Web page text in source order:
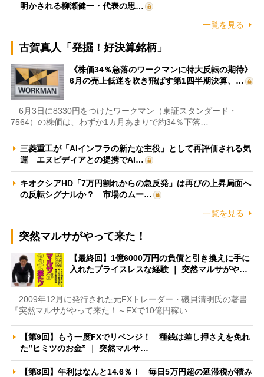
明かされる柳瀬健一・代表の思…
一覧を見る
古賀真人「発掘！好決算銘柄」
《株価34％急落のワークマンに特大反転の期待》
6月の売上低迷を吹き飛ばす第1四半期決算、…
6月3日に8330円をつけたワークマン（東証スタンダード・
7564）の株価は、わずか1カ月あまりで約34％下落…
三菱重工が「AIインフラの新たな主役」として再評価される気
運 エヌビディアとの提携でAI…
キオクシアHD「7万円割れからの急反発」は再びの上昇局面へ
の反転シグナルか？ 市場のムー…
一覧を見る
突然マルサがやって来た！
【最終回】1億6000万円の負債と引き換えに手に
入れたプライスレスな経験 ｜ 突然マルサがや…
2009年12月に発行された元FXトレーダー・磯貝清明氏の著書
『突然マルサがやって来た！～FXで10億円稼い…
【第9回】もう一度FXでリベンジ！ 種銭は差し押さえを免れ
た”ヒミツのお金” ｜ 突然マルサ…
【第8回】年利はなんと14.6％！ 毎日5万円超の延滞税が積み